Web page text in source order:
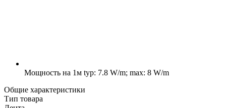
Мощность на 1м typ: 7.8 W/m; max: 8 W/m
Общие характеристики
Тип товара